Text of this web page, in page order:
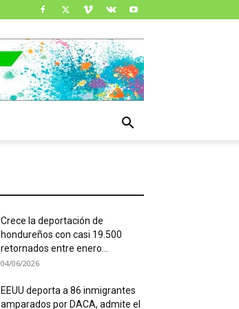
Crece la deportación de
hondureños con casi 19.500
retornados entre enero...
04/06/2026
EEUU deporta a 86 inmigrantes
amparados por DACA, admite el